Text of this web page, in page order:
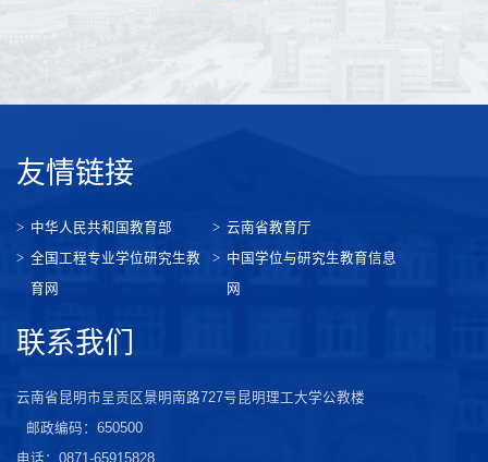
友情链接
中华人民共和国教育部
云南省教育厅
全国工程专业学位研究生教
育网
中国学位与研究生教育信息
网
联系我们
云南省昆明市呈贡区景明南路727号昆明理工大学公教楼
邮政编码：650500